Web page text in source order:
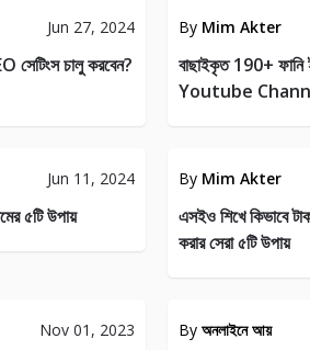
Jun 27, 2024
সেটিংস চালু করবেন?
By Mim Akter
বাছাইকৃত 190+ ফানি
Youtube
Jun 11, 2024
৫টি উপায়
26
INCOME
By Mim Akter
এসইও শিখে কিভাবে
করার সেরা ৫টি উপায়
Nov 01, 202331 Byঅনলাইনে আয়